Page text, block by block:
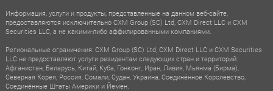
Информация, услуги и продукты, представленные на данном веб-сайте,
предоставляются исключительно CXM Group (SC) Ltd, CXM Direct LLC и CXM
Securities LLC, а не какими-либо аффилированными компаниями.
Региональные ограничения: CXM Group (SC) Ltd, CXM Direct LLC и CXM Securities
LLC не предоставляют услуги резидентам следующих стран и территорий:
Афганистан, Беларусь, Китай, Куба, Гонконг, Иран, Ливия, Мьянма (Бирма),
Северная Корея, Россия, Сомали, Судан, Украина, Соединённое Королевство,
Соединённые Штаты Америки и Йемен.